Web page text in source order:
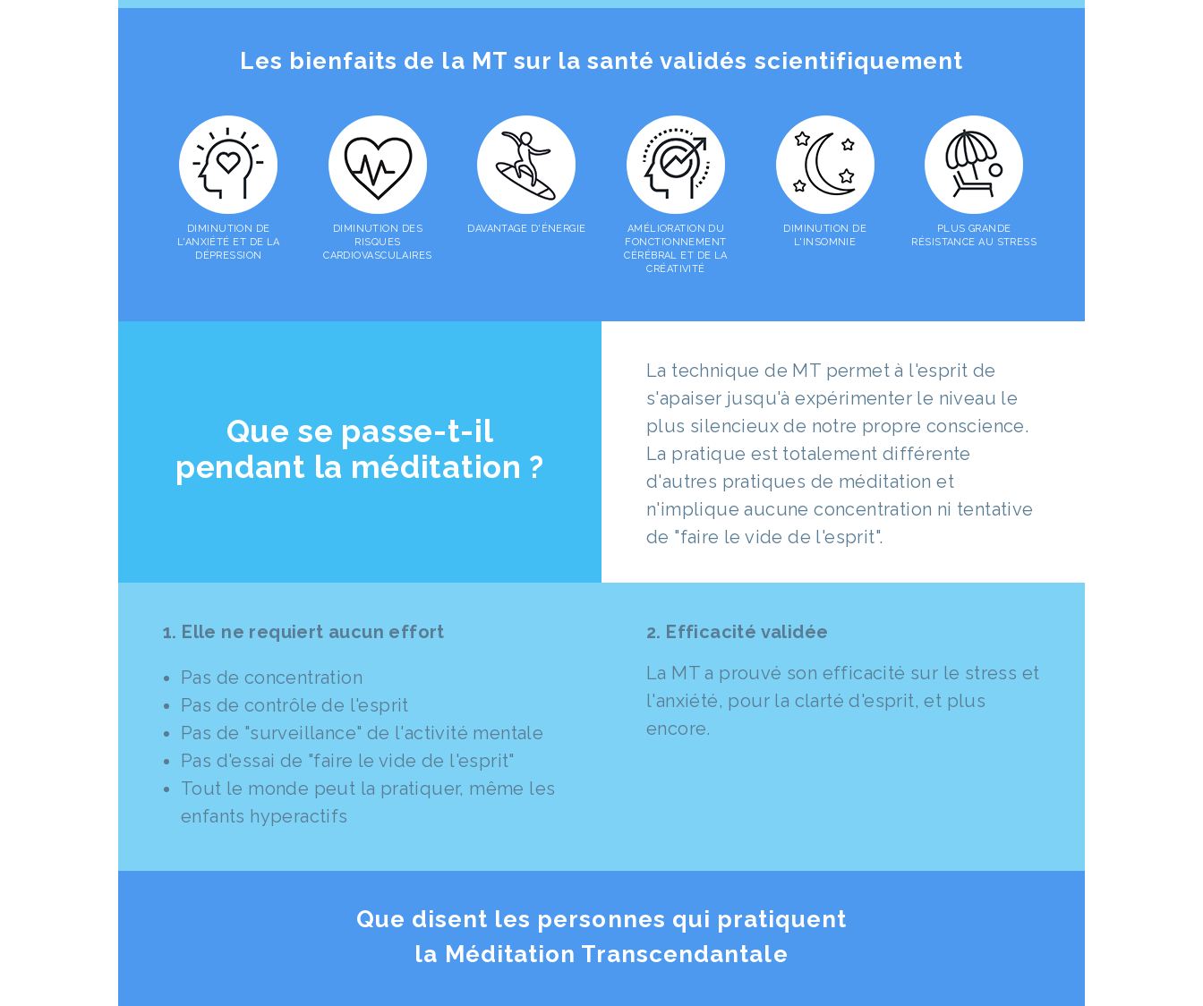
Les bienfaits de la MT sur la santé validés scientifiquement
DIMINUTION DE
L'ANXIÉTÉ ET DE LA
DÉPRESSION
DIMINUTION DES
RISQUES
CARDIOVASCULAIRES
DAVANTAGE D'ÉNERGIE
AMÉLIORATION DU
FONCTIONNEMENT
CÉRÉBRAL ET DE LA
CRÉATIVITÉ
DIMINUTION DE
L'INSOMNIE
PLUS GRANDE
RÉSISTANCE AU STRESS
Que se passe-t-il
pendant la méditation ?
La technique de MT permet à l'esprit de
s'apaiser jusqu'à expérimenter le niveau le
plus silencieux de notre propre conscience.
La pratique est totalement différente
d'autres pratiques de méditation et
n'implique aucune concentration ni tentative
de "faire le vide de l'esprit".
1. Elle ne requiert aucun effort
Pas de concentration
Pas de contrôle de l'esprit
Pas de "surveillance" de l'activité mentale
Pas d'essai de "faire le vide de l'esprit"
Tout le monde peut la pratiquer, même les
enfants hyperactifs
2. Efficacité validée
La MT a prouvé son efficacité sur le stress et
l'anxiété, pour la clarté d'esprit, et plus
encore.
Que disent les personnes qui pratiquent
la Méditation Transcendantale